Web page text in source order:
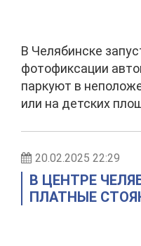
В Челябинске
фотофиксации
паркуют в
или на детских
20.02.2025 22:29
В ЦЕНТРЕ
ПЛАТНЫЕ